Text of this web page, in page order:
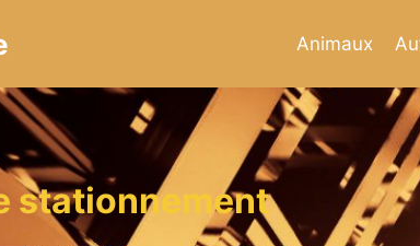
Animaux
stationnement